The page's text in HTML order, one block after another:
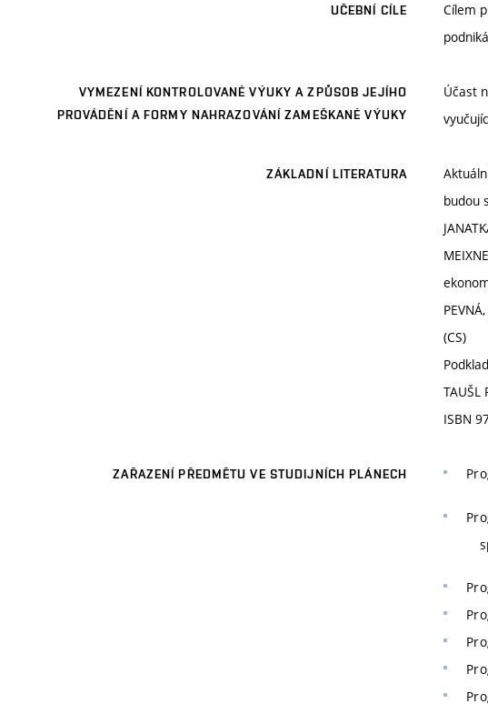
UČEBNÍ CÍLE
Cílem
VYMEZENÍ KONTROLOVANÉ VÝUKY A ZPŮSOB JEJÍHO
PROVÁDĚNÍ A FORMY NAHRAZOVÁNÍ ZAMEŠKANÉ VÝUKY
Účast
ZÁKLADNÍ LITERATURA
budou
(CS)
TAUŠL
ISBN
ZAŘAZENÍ PŘEDMĚTU VE STUDIJNÍCH PLÁNECH